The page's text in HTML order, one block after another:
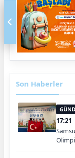
Son Haberler
17:21